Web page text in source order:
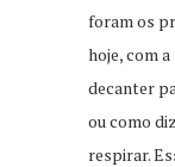
foram os
hoje, com
decanter
ou como
respirar.